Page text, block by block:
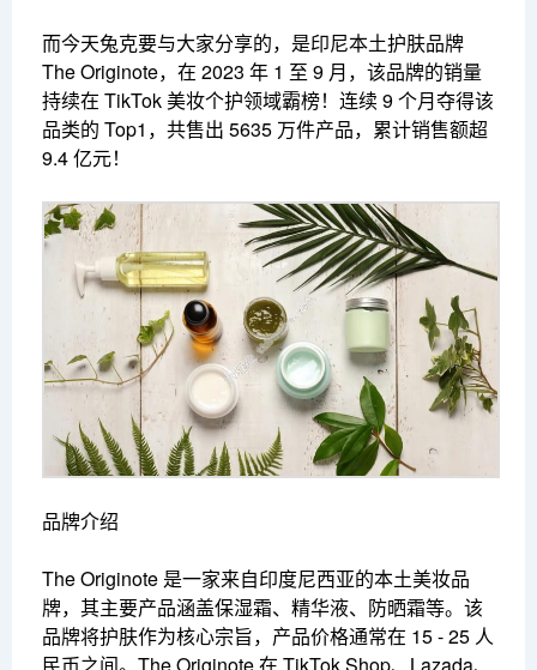
而今天兔克要与大家分享的，是印尼本土护肤品牌
The Originote，在 2023 年 1 至 9 月，该品牌的销量
持续在 TikTok 美妆个护领域霸榜！连续 9 个月夺得该
品类的 Top1，共售出 5635 万件产品，累计销售额超
9.4 亿元！
品牌介绍
The Originote 是一家来自印度尼西亚的本土美妆品
牌，其主要产品涵盖保湿霜、精华液、防晒霜等。该
品牌将护肤作为核心宗旨，产品价格通常在 15 - 25 人
民币之间。The Originote 在 TikTok Shop、Lazada、